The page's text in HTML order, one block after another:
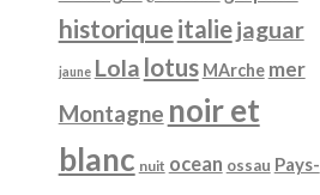
historique italiejaguar
jaune Lola lotus MArche mer
Montagne noir et
blanc nuit ocean ossau Pays-